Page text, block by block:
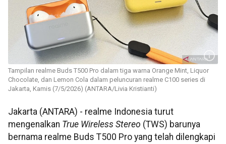
Tampilan realme Buds T500 Pro dalam tiga warna Orange Mint, Liquor
Chocolate, dan Lemon Cola dalam peluncuran realme C100 series di
Jakarta, Kamis (7/5/2026) (ANTARA/Livia Kristianti)
Jakarta (ANTARA) - realme Indonesia turut
mengenalkan True Wireless Stereo (TWS) barunya
bernama realme Buds T500 Pro yang telah dilengkapi